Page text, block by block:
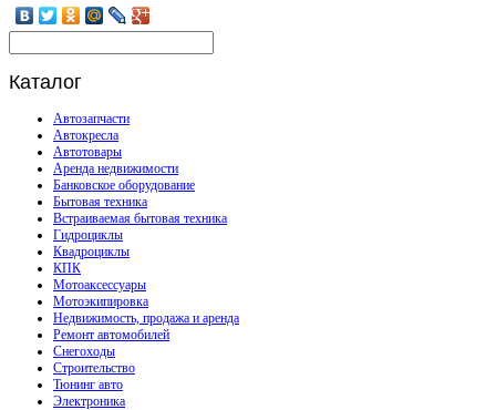
Каталог
Автозапчасти
Автокресла
Автотовары
Аренда недвижимости
Банковское оборудование
Бытовая техника
Встраиваемая бытовая техника
Гидроциклы
Квадроциклы
КПК
Мотоаксессуары
Мотоэкипировка
Недвижимость, продажа и аренда
Ремонт автомобилей
Снегоходы
Строительство
Тюнинг авто
Электроника